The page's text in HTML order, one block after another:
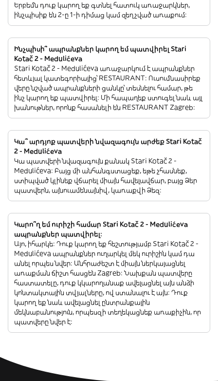
Երբեմն դուք կարող եք գտնել հատուկ առաջարկներ,
ինչպիսիք են 2-ը 1-ի դիմաց կամ զեղչված առաքում:
Ինչպիսի՞ ապրանքներ կարող եմ պատվիրել Stari
Kotač 2 - Medulićeva
Stari Kotač 2 - Medulićeva առաջարկում է ապրանքներ
հետևյալ կատեգորիայից՝ RESTAURANT: Ուսումնասիրեք
վերը նշված ապրանքների ցանկը՝ տեսնելու համար, թե
ինչ կարող եք պատվիրել: Մի հապաղեք ստուգել նաև այլ
խանութներ, որոնք հասանելի են RESTAURANT Zagreb:
Կա՞ արդյոք պատվերի նվազագույն արժեք Stari Kotač
2 - Medulićeva
Կա պատվերի նվազագույն քանակ Stari Kotač 2 -
Medulićeva: Բայց մի անհանգստացեք, եթե չհասնեք,
ստիպված կլինեք վճարել միայն հավելավճար, բայց Ձեր
պատվերն, այնուամենայնիվ, կառաքվի Ձեզ:
Կարո՞ղ եմ ուրիշի համար Stari Kotač 2 - Medulićeva
ապրանքներ պատվիրել:
Այո, իհարկե: Դուք կարող եք հեշտությամբ Stari Kotač 2 -
Medulićeva ապրանքներ ուղարկել մեկ ուրիշին կամ դա
անել որպես նվեր: Անհրաժեշտ է միայն ներկայացնել
առաքման ճիշտ հասցեն Zagreb: Նախքան պատվերը
հաստատելը, դուք կկարողանաք ավելացնել այն անձի
կոնտակտային տվյալները, ով ստանալու է այն: Դուք
կարող եք նաև ավելացնել ընտրանքային
մեկնաբանություն, որպեսզի տեղեկացնեք առաքիչին, որ
պատվերը նվեր է: